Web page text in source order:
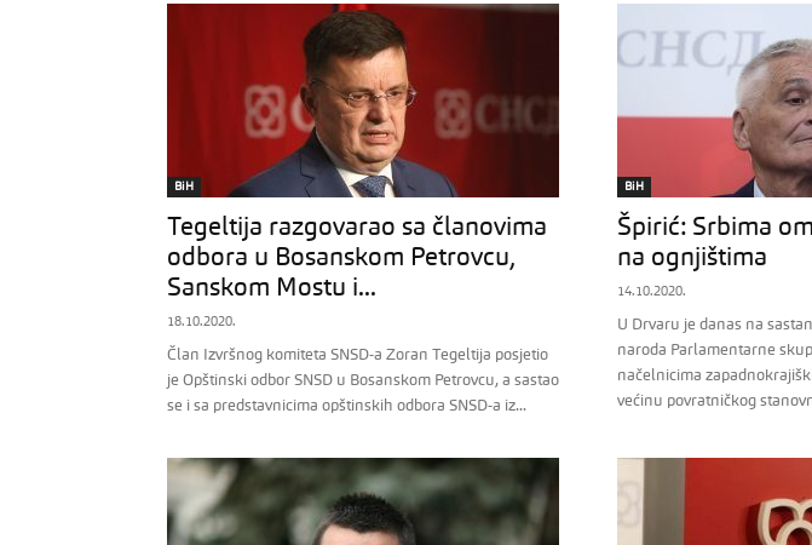
BiH
Tegeltija razgovarao sa članovima
odbora u Bosanskom Petrovcu,
Sanskom Mostu i...
18.10.2020.
Član Izvršnog komiteta SNSD-a Zoran Tegeltija posjetio
je Opštinski odbor SNSD u Bosanskom Petrovcu, a sastao
se i sa predstavnicima opštinskih odbora SNSD-a iz...
BiH
Špirić: Srbima
na ognjištima
14.10.2020.
U Drvaru je danas na
naroda Parlamentarne
načelnicima
većinu povratničkog